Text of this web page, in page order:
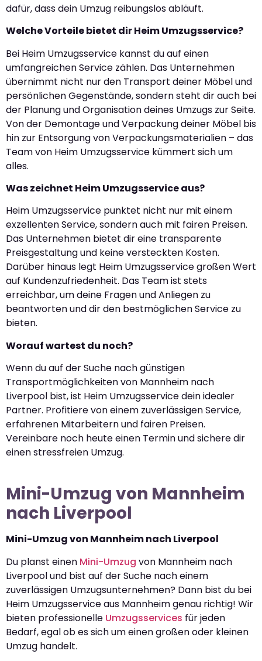
dafür, dass dein Umzug reibungslos abläuft.
Welche Vorteile bietet dir Heim Umzugsservice?
Bei Heim Umzugsservice kannst du auf einen
umfangreichen Service zählen. Das Unternehmen
übernimmt nicht nur den Transport deiner Möbel und
persönlichen Gegenstände, sondern steht dir auch bei
der Planung und Organisation deines Umzugs zur Seite.
Von der Demontage und Verpackung deiner Möbel bis
hin zur Entsorgung von Verpackungsmaterialien – das
Team von Heim Umzugsservice kümmert sich um
alles.
Was zeichnet Heim Umzugsservice aus?
Heim Umzugsservice punktet nicht nur mit einem
exzellenten Service, sondern auch mit fairen Preisen.
Das Unternehmen bietet dir eine transparente
Preisgestaltung und keine versteckten Kosten.
Darüber hinaus legt Heim Umzugsservice großen Wert
auf Kundenzufriedenheit. Das Team ist stets
erreichbar, um deine Fragen und Anliegen zu
beantworten und dir den bestmöglichen Service zu
bieten.
Worauf wartest du noch?
Wenn du auf der Suche nach günstigen
Transportmöglichkeiten von Mannheim nach
Liverpool bist, ist Heim Umzugsservice dein idealer
Partner. Profitiere von einem zuverlässigen Service,
erfahrenen Mitarbeitern und fairen Preisen.
Vereinbare noch heute einen Termin und sichere dir
einen stressfreien Umzug.
Mini-Umzug von Mannheim
nach Liverpool
Mini-Umzug von Mannheim nach Liverpool
Du planst einen Mini-Umzug von Mannheim nach
Liverpool und bist auf der Suche nach einem
zuverlässigen Umzugsunternehmen? Dann bist du bei
Heim Umzugsservice aus Mannheim genau richtig! Wir
bieten professionelle Umzugsservices für jeden
Bedarf, egal ob es sich um einen großen oder kleinen
Umzug handelt.